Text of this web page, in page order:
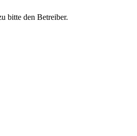
bitte den Betreiber.